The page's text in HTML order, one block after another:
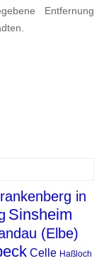
Entfernung
in
Sinsheim
(Elbe)
Celle Haßloch